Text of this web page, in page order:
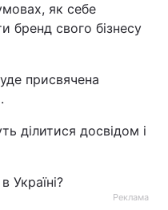
як себе
бренд свого бізнесу
присвячена
ділитися досвідом і
Україні?
Реклама